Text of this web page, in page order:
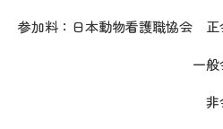
参加料：日本動物看護職協会
一般会員
非会員